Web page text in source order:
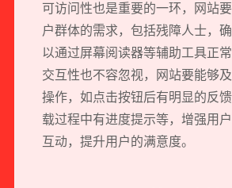
可访问性也是重要的一环，网站
户群体的需求，包括残障人士，
以通过屏幕阅读器等辅助工具正常
交互性也不容忽视，网站要能够
操作，如点击按钮后有明显的反
载过程中有进度提示等，增强用
互动，提升用户的满意度。